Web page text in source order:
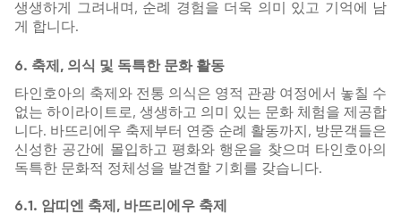
생생하게 그려내며, 순례 경험을 더욱 의미 있고 기억에 남
게 합니다.
6. 축제, 의식 및 독특한 문화 활동
타인호아의 축제와 전통 의식은 영적 관광 여정에서 놓칠 수
없는 하이라이트로, 생생하고 의미 있는 문화 체험을 제공합
니다. 바뜨리에우 축제부터 연중 순례 활동까지, 방문객들은
신성한 공간에 몰입하고 평화와 행운을 찾으며 타인호아의
독특한 문화적 정체성을 발견할 기회를 갖습니다.
6.1. 암띠엔 축제, 바뜨리에우 축제